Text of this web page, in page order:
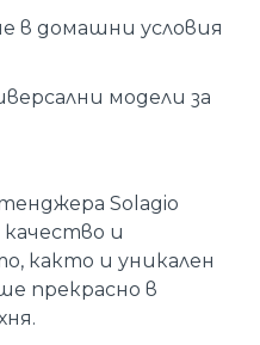
в домашни условия
модели за
Solagio
и
както и уникален
прекрасно в